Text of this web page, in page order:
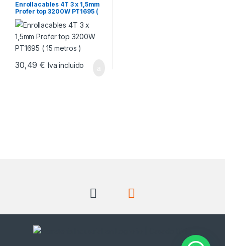
Enrollacables 4T 3 x 1,5mm
Profer top 3200W PT1695 (
15 metros )
30,49€ Iva incluido